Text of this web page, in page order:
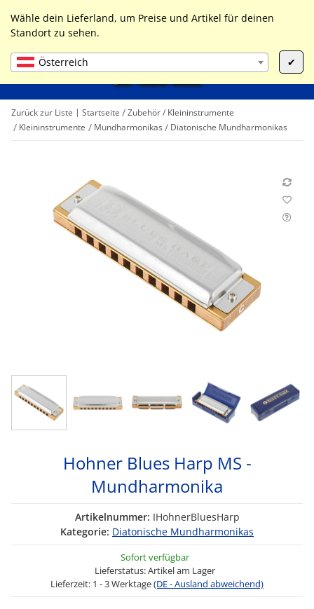
Wähle dein Lieferland, um Preise und Artikel für deinen
Standort zu sehen.
Österreich ✔
Liste ist leer
Zurück zur Liste Startseite
Zubehör / Kleininstrumente
Kleininstrumente
Mundharmonikas Diatonische Mundharmonikas
Hohner Blues Harp MS -
Mundharmonika
Artikelnummer: IHohnerBluesHarp
Kategorie: Diatonische Mundharmonikas
Sofort verfügbar
Lieferstatus: Artikel am Lager
Lieferzeit: 1 - 3 Werktage(DE - Ausland abweichend)